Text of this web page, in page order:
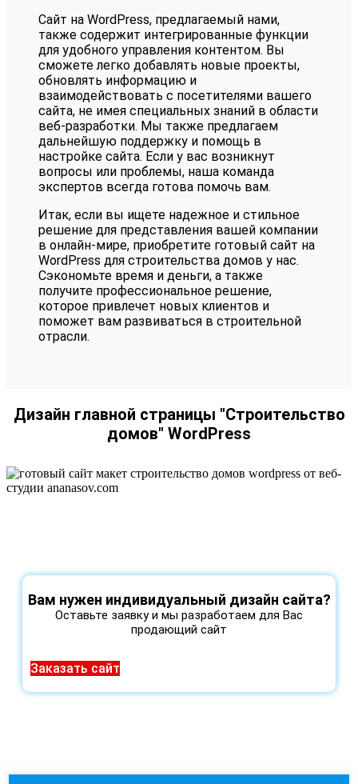
Сайт на WordPress, предлагаемый нами,
также содержит интегрированные функции
для удобного управления контентом. Вы
сможете легко добавлять новые проекты,
обновлять информацию и
взаимодействовать с посетителями вашего
сайта, не имея специальных знаний в области
веб-разработки. Мы также предлагаем
дальнейшую поддержку и помощь в
настройке сайта. Если у вас возникнут
вопросы или проблемы, наша команда
экспертов всегда готова помочь вам.
Итак, если вы ищете надежное и стильное
решение для представления вашей компании
в онлайн-мире, приобретите готовый сайт на
WordPress для строительства домов у нас.
Сэкономьте время и деньги, а также
получите профессиональное решение,
которое привлечет новых клиентов и
поможет вам развиваться в строительной
отрасли.
Дизайн главной страницы "Строительство
домов" WordPress
Вам нужен индивидуальный дизайн сайта?
Оставьте заявку и мы разработаем для Вас
продающий сайт
Заказать сайт